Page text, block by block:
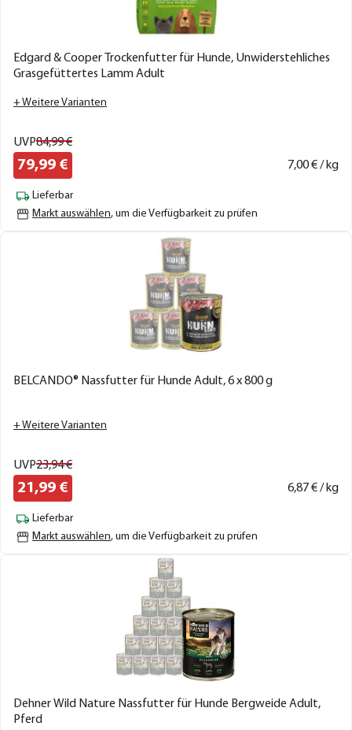
Edgard & Cooper Trockenfutter für Hunde, Unwiderstehliches
Grasgefüttertes Lamm Adult
+ Weitere Varianten
UVP84,99€
79,99 € 7,00€ / kg
Lieferbar
Markt auswählen, um die Verfügbarkeit zu prüfen
BELCANDO® Nassfutter für Hunde Adult, 6 x 800 g
+ Weitere Varianten
UVP23,94€
21,99 € 6,87€ / kg
Lieferbar
Markt auswählen, um die Verfügbarkeit zu prüfen
Dehner Wild Nature Nassfutter für Hunde Bergweide Adult,
Pferd